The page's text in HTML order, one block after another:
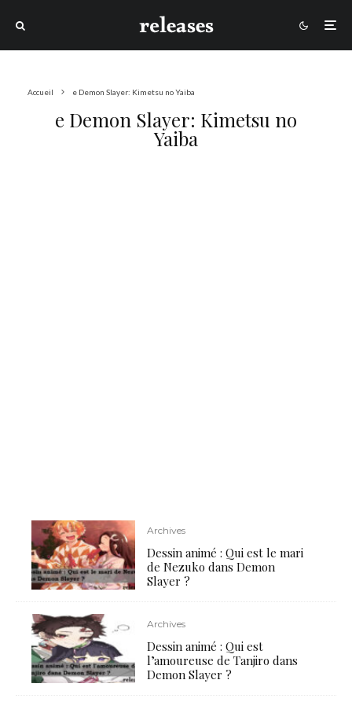
Accueil e Demon Slayer: Kimetsu no Yaiba
e Demon Slayer: Kimetsu no
Yaiba
Archives
Dessin animé : Qui est le mari
de Nezuko dans Demon
Slayer ?
Archives
Dessin animé : Qui est
l’amoureuse de Tanjiro dans
Demon Slayer ?